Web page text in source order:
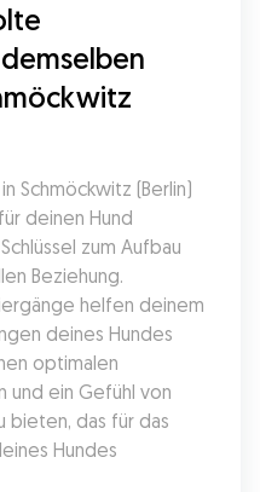
Schmöckwitz (Berlin)
deinen Hund
zum Aufbau
Beziehung.
helfen deinem
deines Hundes
optimalen
und ein Gefühl von
bieten, das für das
Hundes